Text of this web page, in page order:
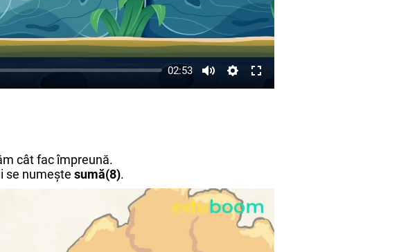
02:53
cât fac împreună.
se numeşte sumă(8).